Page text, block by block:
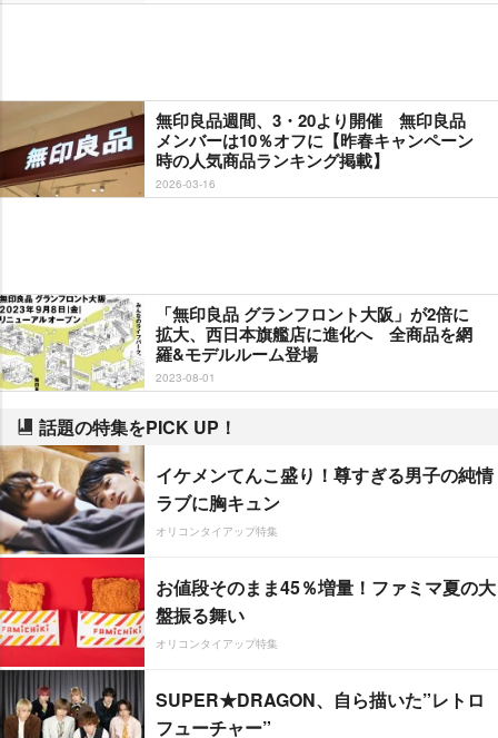
無印良品週間、3・20より開催 無印良品
メンバーは10％オフに【昨春キャンペーン
時の人気商品ランキング掲載】
2026-03-16
「無印良品 グランフロント大阪」が2倍に
拡大、西日本旗艦店に進化へ 全商品を網
羅&モデルルーム登場
2023-08-01
話題の特集をPICK UP！
イケメンてんこ盛り！尊すぎる男子の純情
ラブに胸キュン
オリコンタイアップ特集
お値段そのまま45％増量！ファミマ夏の大
盤振る舞い
オリコンタイアップ特集
SUPER★DRAGON、自ら描いた”レトロ
フューチャー”